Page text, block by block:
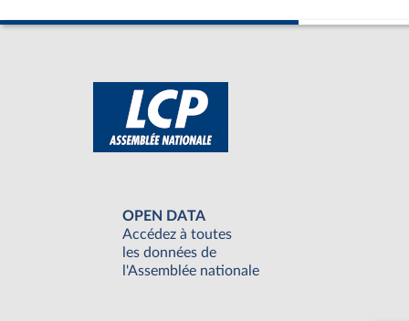
OPEN DATA
Accédez à toutes
les données de
l'Assemblée nationale